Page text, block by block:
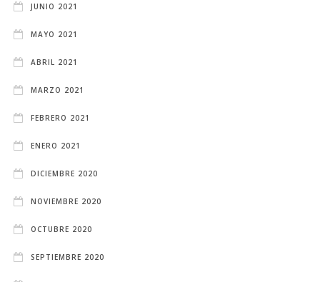
JUNIO 2021
MAYO 2021
ABRIL 2021
MARZO 2021
FEBRERO 2021
ENERO 2021
DICIEMBRE 2020
NOVIEMBRE 2020
OCTUBRE 2020
SEPTIEMBRE 2020